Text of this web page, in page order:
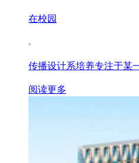
在校园
传播设计系培养专注于某
阅读更多